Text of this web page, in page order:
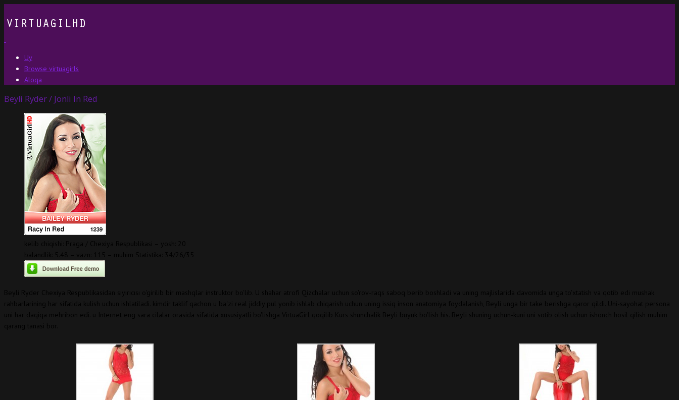
Uy
Browse virtuagirls
Aloqa
Beyli Ryder / Jonli In Red